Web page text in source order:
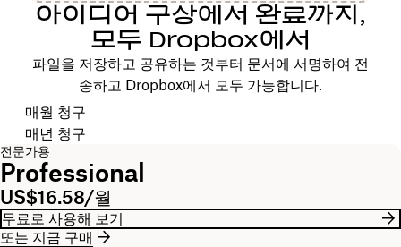
아이디어 구상에서 완료까지,
모두 Dropbox에서
파일을 저장하고 공유하는 것부터 문서에 서명하여 전
송하고 Dropbox에서 모두 가능합니다.
청구 주기 선택
매월 청구
매년 청구
전문가용
Professional
US$16.58/월
무료로 사용해 보기
또는 지금 구매